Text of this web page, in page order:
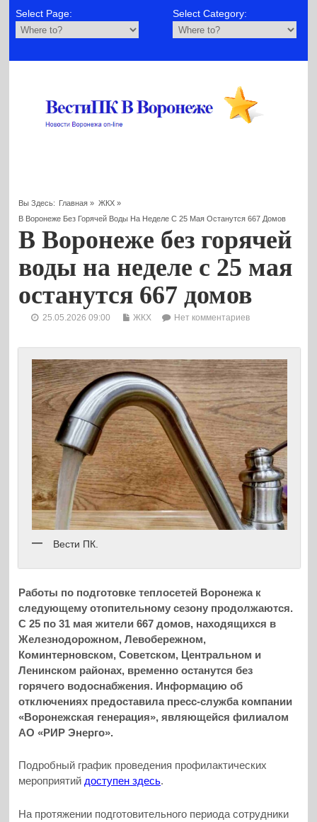
Select Page: Select Category:
Вы Здесь: Главная » ЖКХ»
В Воронеже Без Горячей Воды На Неделе С 25 Мая Останутся 667 Домов
В Воронеже без горячей
воды на неделе с 25 мая
останутся 667 домов
25.05.2026 09:00 ЖКХ Нет комментариев
Вести ПК.
Работы по подготовке теплосетей Воронежа к
следующему отопительному сезону продолжаются.
С 25 по 31 мая жители 667 домов, находящихся в
Железнодорожном, Левобережном,
Коминтерновском, Советском, Центральном и
Ленинском районах, временно останутся без
горячего водоснабжения. Информацию об
отключениях предоставила пресс-служба компании
«Воронежская генерация», являющейся филиалом
АО «РИР Энерго».
Подробный график проведения профилактических
мероприятий доступен здесь.
На протяжении подготовительного периода сотрудники